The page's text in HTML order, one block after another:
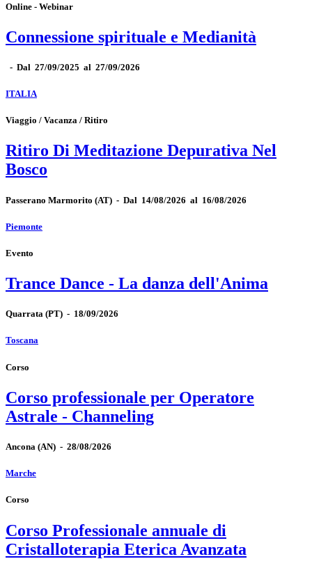
Online - Webinar
Connessione spirituale e Medianità
- Dal 27/09/2025 al 27/09/2026
ITALIA
Viaggio / Vacanza / Ritiro
Ritiro Di Meditazione Depurativa Nel
Bosco
Passerano Marmorito (AT) - Dal 14/08/2026 al 16/08/2026
Piemonte
Evento
Trance Dance - La danza dell'Anima
Quarrata (PT) - 18/09/2026
Toscana
Corso
Corso professionale per Operatore
Astrale - Channeling
Ancona (AN) - 28/08/2026
Marche
Corso
Corso Professionale annuale di
Cristalloterapia Eterica Avanzata